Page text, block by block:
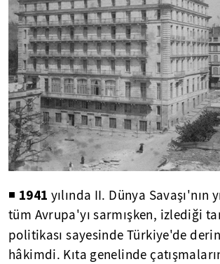
◾ 1941 yılında II. Dünya Savaşı'nın
tüm Avrupa'yı sarmışken, izlediği
politikası sayesinde Türkiye'de
hâkimdi. Kıta genelinde